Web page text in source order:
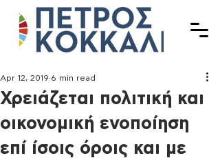
Χρειάζεται πολιτική και
οικονομική ενοποίηση
επί ίσοις όροις και με
Apr 12, 2019 6 min read